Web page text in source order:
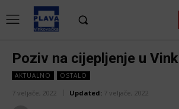
Poziv na cijepljenje u
AKTUALNO OSTALO
7 veljače, 2022 Updated: 7 veljače, 2022